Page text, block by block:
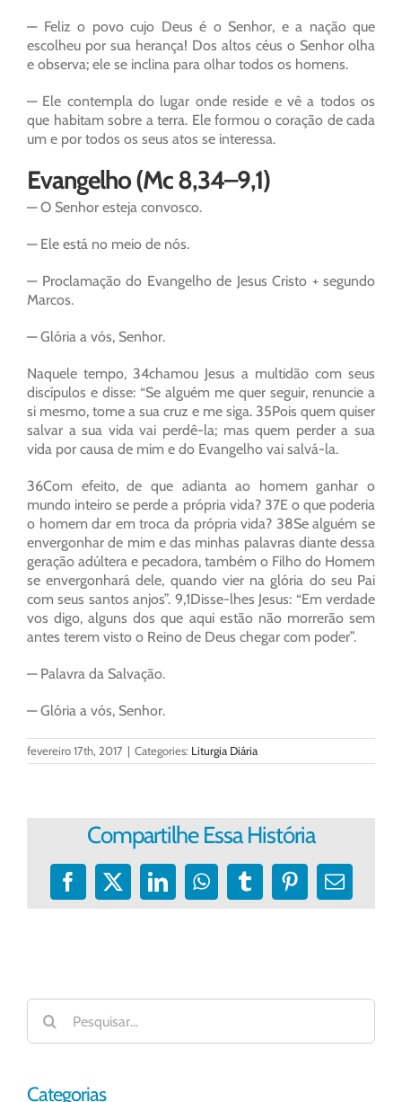
— Feliz o povo cujo Deus é o Senhor, e a nação que
escolheu por sua herança! Dos altos céus o Senhor olha
e observa; ele se inclina para olhar todos os homens.
— Ele contempla do lugar onde reside e vê a todos os
que habitam sobre a terra. Ele formou o coração de cada
um e por todos os seus atos se interessa.
Evangelho (Mc 8,34–9,1)
— O Senhor esteja convosco.
— Ele está no meio de nós.
— Proclamação do Evangelho de Jesus Cristo + segundo
Marcos.
— Glória a vós, Senhor.
Naquele tempo, 34chamou Jesus a multidão com seus
discípulos e disse: “Se alguém me quer seguir, renuncie a
si mesmo, tome a sua cruz e me siga. 35Pois quem quiser
salvar a sua vida vai perdê-la; mas quem perder a sua
vida por causa de mim e do Evangelho vai salvá-la.
36Com efeito, de que adianta ao homem ganhar o
mundo inteiro se perde a própria vida? 37E o que poderia
o homem dar em troca da própria vida? 38Se alguém se
envergonhar de mim e das minhas palavras diante dessa
geração adúltera e pecadora, também o Filho do Homem
se envergonhará dele, quando vier na glória do seu Pai
com seus santos anjos”. 9,1Disse-lhes Jesus: “Em verdade
vos digo, alguns dos que aqui estão não morrerão sem
antes terem visto o Reino de Deus chegar com poder”.
— Palavra da Salvação.
— Glória a vós, Senhor.
fevereiro 17th, 2017 | Categories: Liturgia Diária
Compartilhe Essa História
Facebook
X LinkedInWhatsApp
TumblrPinterest
E-
Buscar
resultados
para:
Categorias